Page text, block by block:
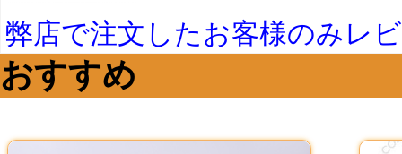
弊店で注文したお客様のみレ
おすすめ